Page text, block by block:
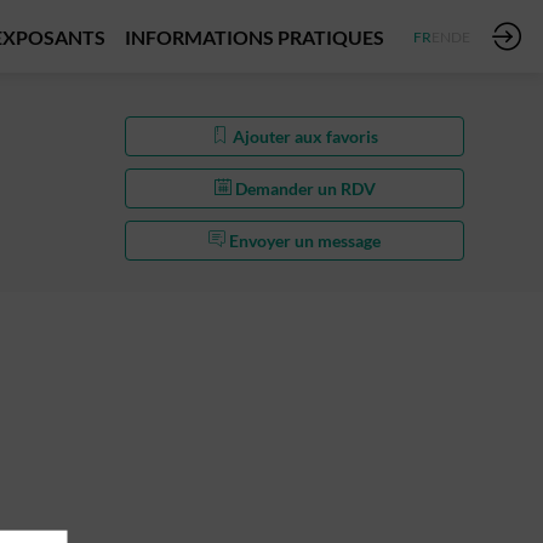
INFORMATIONS PRATIQUES FR
Ajouter aux favoris
Demander un RDV
Envoyer un message